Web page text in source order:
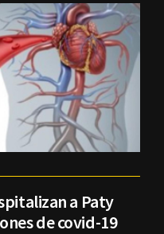
a Paty
de covid-19